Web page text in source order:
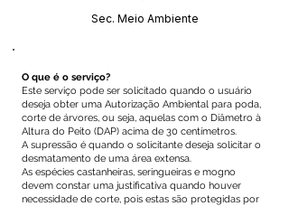
Sec. Meio Ambiente
O que é o serviço?
Este serviço pode ser solicitado quando o usuário
deseja obter uma Autorização Ambiental para poda,
corte de árvores, ou seja, aquelas com o Diâmetro à
Altura do Peito (DAP) acima de 30 centímetros.
A supressão é quando o solicitante deseja solicitar o
desmatamento de uma área extensa.
As espécies castanheiras, seringueiras e mogno
devem constar uma justificativa quando houver
necessidade de corte, pois estas são protegidas por